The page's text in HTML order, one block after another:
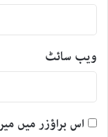
ویب‌ سائٹ
اس براؤزر میں